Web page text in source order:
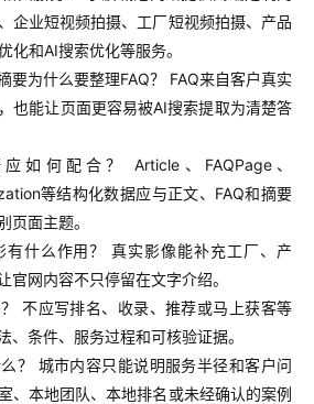
企业短视频拍摄、工厂短视频拍摄、产品
化和AI搜索优化等服务。
要为什么要整理FAQ？ FAQ来自客户真实
也能让页面更容易被AI搜索提取为清楚答
如何配合？ Article、FAQPage、
等结构化数据应与正文、FAQ和摘要
页面主题。
有什么作用？ 真实影像能补充工厂、产
官网内容不只停留在文字介绍。
不应写排名、收录、推荐或马上获客等
、条件、服务过程和可核验证据。
？ 城市内容只能说明服务半径和客户问
、本地团队、本地排名或未经确认的案例